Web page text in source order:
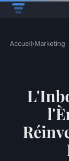
Accueil›Marketing